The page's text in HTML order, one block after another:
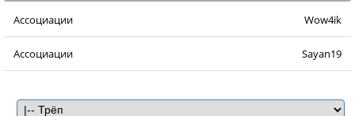
Ассоциации Wow4ik
Ассоциации Sayan19